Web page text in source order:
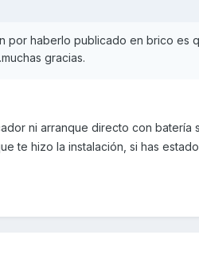
por haberlo publicado en brico es
gracias.
ni arranque directo con batería
te hizo la instalación, si has